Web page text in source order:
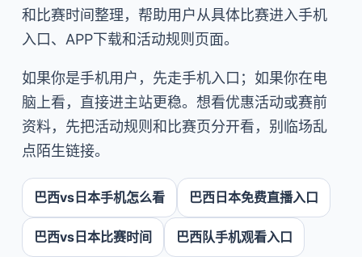
和比赛时间整理，帮助用户从具体比赛进入手机
入口、APP下载和活动规则页面。
如果你是手机用户，先走手机入口；如果你在电
脑上看，直接进主站更稳。想看优惠活动或赛前
资料，先把活动规则和比赛页分开看，别临场乱
点陌生链接。
巴西vs日本手机怎么看 巴西日本免费直播入口
巴西vs日本比赛时间 巴西队手机观看入口